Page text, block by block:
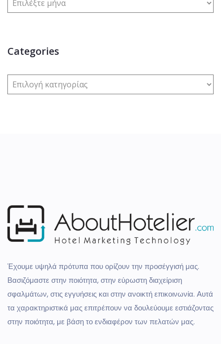
Categories
Έχουμε υψηλά πρότυπα που ορίζουν την προσέγγισή μας.
Βασιζόμαστε στην ποιότητα, στην εύρωστη διαχείριση
σφαλμάτων, στις εγγυήσεις και στην ανοικτή επικοινωνία. Αυτά
τα χαρακτηριστικά μας επιτρέπουν να δουλεύουμε εστιάζοντας
στην ποιότητα, με βάση το ενδιαφέρον των πελατών μας.